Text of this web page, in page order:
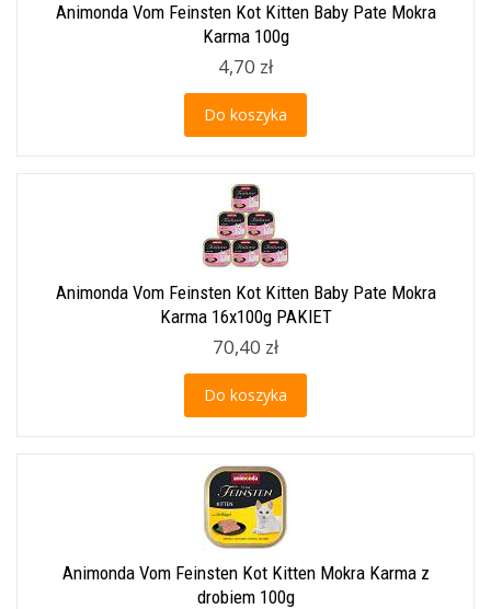
Animonda Vom Feinsten Kot Kitten Baby Pate Mokra
Karma 100g
4,70 zł
Do koszyka
Animonda Vom Feinsten Kot Kitten Baby Pate Mokra
Karma 16x100g PAKIET
70,40 zł
Do koszyka
Animonda Vom Feinsten Kot Kitten Mokra Karma z
drobiem 100g